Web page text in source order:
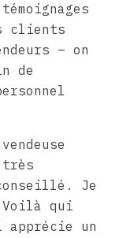
clients
– on
de
Je
Voilà qui
un